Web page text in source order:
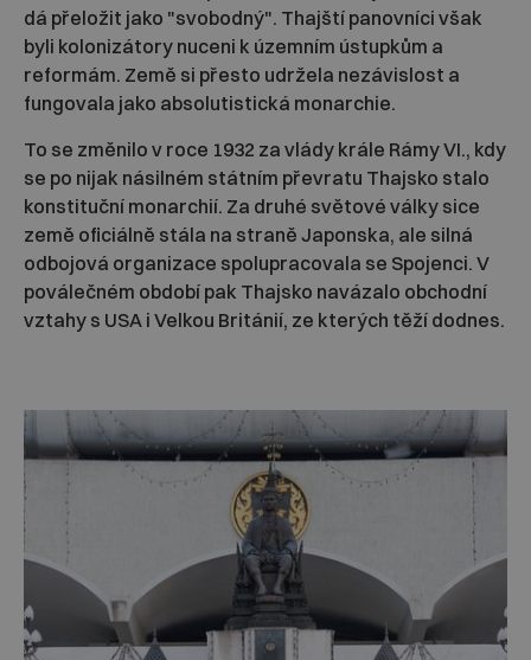
dá přeložit jako "svobodný". Thajští panovníci však
byli kolonizátory nuceni k územním ústupkům a
reformám. Země si přesto udržela nezávislost a
fungovala jako absolutistická monarchie.
To se změnilo v roce 1932 za vlády krále Rámy VI., kdy
se po nijak násilném státním převratu Thajsko stalo
konstituční monarchií. Za druhé světové války sice
země oficiálně stála na straně Japonska, ale silná
odbojová organizace spolupracovala se Spojenci. V
poválečném období pak Thajsko navázalo obchodní
vztahy s USA i Velkou Británií, ze kterých těží dodnes.